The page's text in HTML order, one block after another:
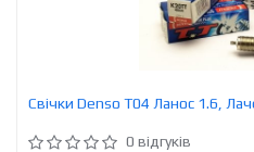
Свічки Denso T04 Ланос 1.6,
0 відгуків